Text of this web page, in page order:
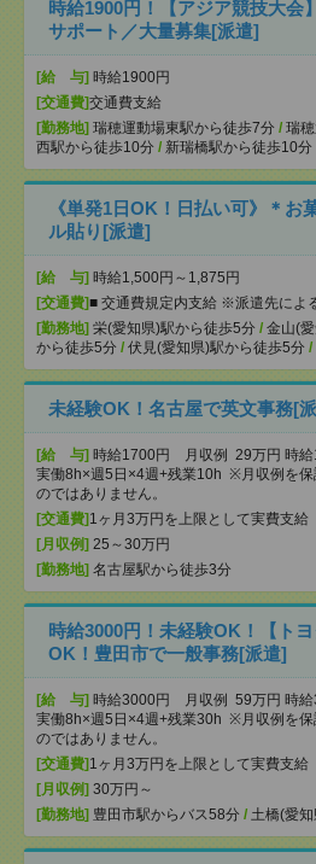
時給1900円！【アジア競技大会
サポート／大量募集[派遣]
[給 与] 時給1900円
[交通費]交通費支給
[勤務地] 瑞穂運動場東駅から徒歩7分 / 瑞
西駅から徒歩10分 / 新瑞橋駅から徒歩10分
《単発1日OK！日払い可》＊お
ル貼り[派遣]
[給 与] 時給1,500円～1,875円
[交通費]■ 交通費規定内支給 ※派遣先によ
[勤務地] 栄(愛知県)駅から徒歩5分 / 金山(
から徒歩5分 / 伏見(愛知県)駅から徒歩5分 /
未経験OK！名古屋で英文事務[
[給 与] 時給1700円 月収例 29万円 時給
実働8h×週5日×4週+残業10h ※月収例を保
のではありません。
[交通費] 1ヶ月3万円を上限として実費支給
[月収例] 25～30万円
[勤務地] 名古屋駅から徒歩3分
時給3000円！未経験OK！【ト
OK！豊田市で一般事務[派遣]
[給 与] 時給3000円 月収例 59万円 時給
実働8h×週5日×4週+残業30h ※月収例を保
のではありません。
[交通費] 1ヶ月3万円を上限として実費支給
[月収例] 30万円～
[勤務地] 豊田市駅からバス58分 / 土橋(愛